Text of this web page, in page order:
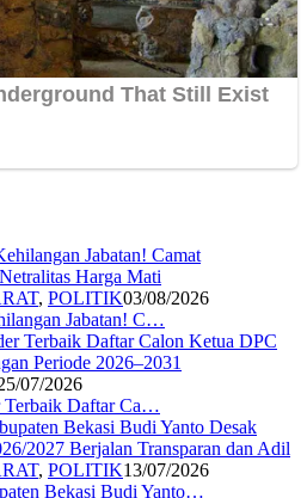
, POLITIK03/08/2026
Jabatan! C…
07/2026
Daftar Ca…
, POLITIK13/07/2026
Bekasi Budi Yanto…